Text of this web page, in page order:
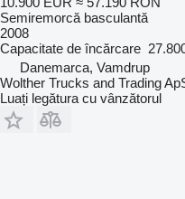
Semiremorcă basculantă
2008
Capacitate de încărcare
Danemarca, Vamdrup
Wolther Trucks and Trading
Luați legătura cu vânzătorul